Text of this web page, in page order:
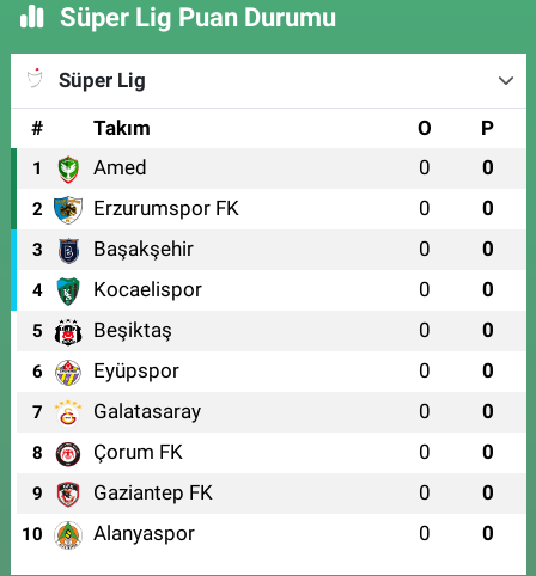
Süper Lig Puan Durumu
Süper Lig
#
Takım O P
1 Amed 0 0
2 Erzurumspor FK 0 0
3 Başakşehir 0 0
4 Kocaelispor 0 0
5 Beşiktaş 0 0
6 Eyüpspor 0 0
7 Galatasaray 0 0
8 Çorum FK 0 0
9 Gaziantep FK 0 0
10 Alanyaspor 0 0